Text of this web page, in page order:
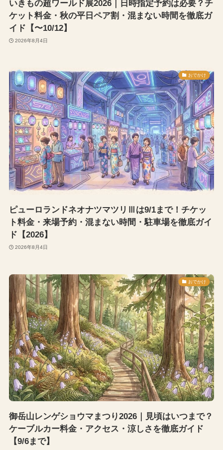
いきもの超ワールド展2026｜日時指定予約は必要？チ
ケット料金・秋の平日ペア割・混まない時間を徹底ガ
イド【〜10/12】
2026年8月4日
おでかけ
ピューロランドネオナツマツリⅢは9/1まで！チケッ
ト料金・来場予約・混まない時間・駐車場を徹底ガイ
ド【2026】
2026年8月4日
おでかけ
御岳山レンゲショウマまつり2026｜見頃はいつまで？
ケーブルカー料金・アクセス・涼しさを徹底ガイド
【9/6まで】